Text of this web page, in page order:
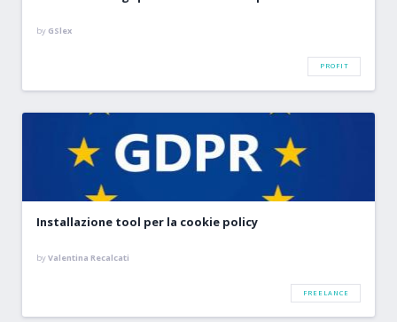
by GSlex
PROFIT
Installazione tool per la cookie policy
byValentina Recalcati
FREELANCE